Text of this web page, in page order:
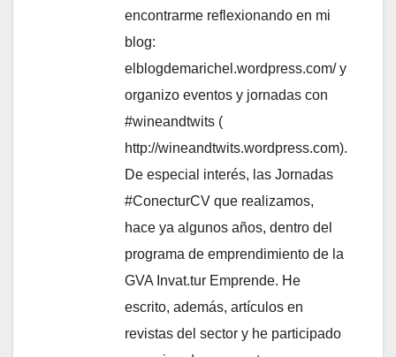
encontrarme reflexionando en mi
blog:
elblogdemarichel.wordpress.com/ y
organizo eventos y jornadas con
#wineandtwits (
http://wineandtwits.wordpress.com).
De especial interés, las Jornadas
#ConecturCV que realizamos,
hace ya algunos años, dentro del
programa de emprendimiento de la
GVA Invat.tur Emprende. He
escrito, además, artículos en
revistas del sector y he participado